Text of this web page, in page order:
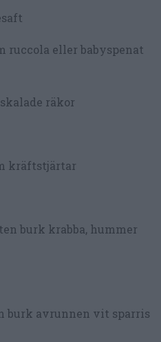
ruccola eller babyspenat
räkor
kräftstjärtar
burk krabba, hummer
burk avrunnen vit sparris